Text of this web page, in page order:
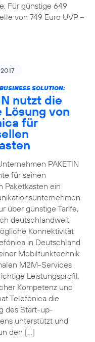
Für günstige 649
von 749 Euro UVP –
SOLUTION:
nutzt die
Lösung von
für
PAKETIN
für seinen
Paketkasten ein
über günstige Tarife,
deutschlandweit
Konnektivität
in Deutschland
Mobilfunktechnik
M2M-Services
Leistungsprofil.
Kompetenz und
Telefónica die
des Start-up-
unterstützt und
den […]